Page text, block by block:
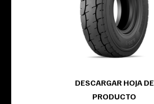
DESCARGAR HOJA DE
PRODUCTO